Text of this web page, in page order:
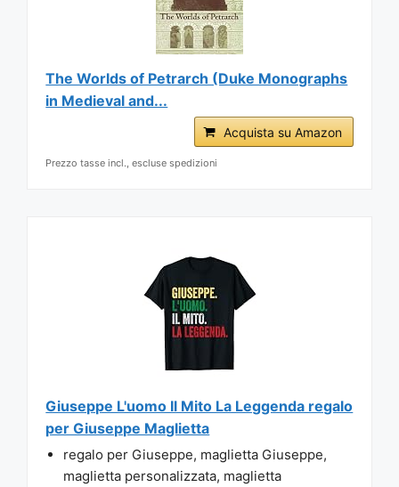
The Worlds of Petrarch (Duke Monographs
in Medieval and...
Acquista su Amazon
Prezzo tasse incl., escluse spedizioni
Giuseppe L'uomo Il Mito La Leggenda regalo
per Giuseppe Maglietta
regalo per Giuseppe, maglietta Giuseppe,
maglietta personalizzata, maglietta